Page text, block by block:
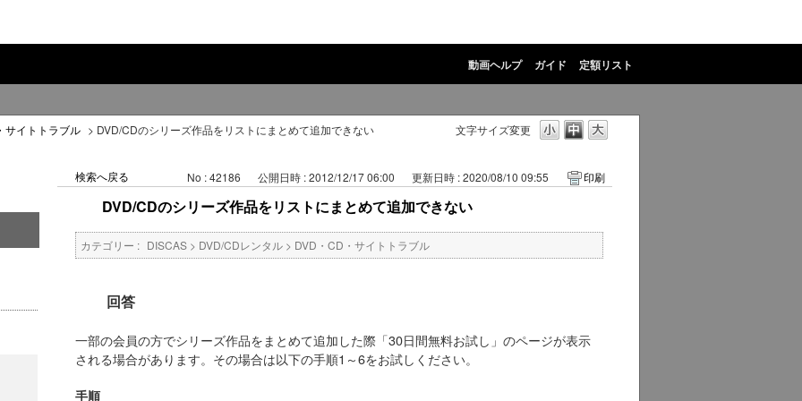
動画ヘルプ ガイド 定額リスト
文字サイズ変更
サイトトラブル > DVD/CDのシリーズ作品をリストにまとめて追加できない
検索へ戻る No : 42186 公開日時 : 2012/12/17 06:00 更新日時 : 2020/08/10 09:55 印刷
DVD/CDのシリーズ作品をリストにまとめて追加できない
カテゴリー : DISCAS > DVD/CDレンタル > DVD・CD・サイトトラブル
回答
一部の会員の方でシリーズ作品をまとめて追加した際「30日間無料お試し」のページが表示
される場合があります。その場合は以下の手順1～6をお試しください。
手順